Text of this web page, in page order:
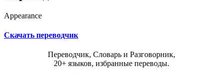
Appearance
Скачать переводчик
Переводчик, Словарь и Разговорник,
20+ языков, избранные переводы.